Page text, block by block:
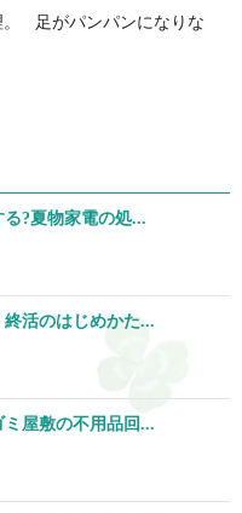
。 足がパンパンになりな
?夏物家電の処...
活のはじめかた...
屋敷の不用品回...